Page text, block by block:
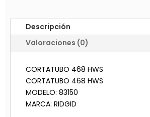
Descripción
Valoraciones (0)
CORTATUBO 468 HWS
CORTATUBO 468 HWS
MODELO: 83150
MARCA: RIDGID